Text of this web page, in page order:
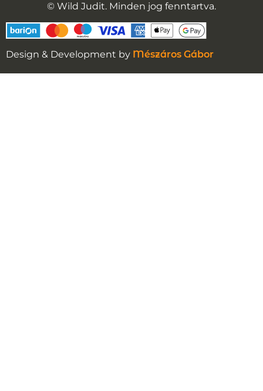
© Wild Judit. Minden jog fenntartva.
Design & Development by Mészáros Gábor